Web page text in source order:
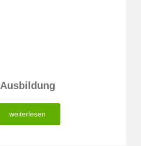
Ausbildung
weiterlesen